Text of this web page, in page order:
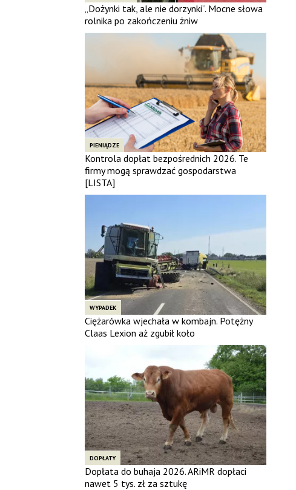
„Dożynki tak, ale nie dorzynki”. Mocne słowa
rolnika po zakończeniu żniw
PIENIĄDZE
Kontrola dopłat bezpośrednich 2026. Te
firmy mogą sprawdzać gospodarstwa
[LISTA]
WYPADEK
Ciężarówka wjechała w kombajn. Potężny
Claas Lexion aż zgubił koło
DOPŁATY
Dopłata do buhaja 2026. ARiMR dopłaci
nawet 5 tys. zł za sztukę